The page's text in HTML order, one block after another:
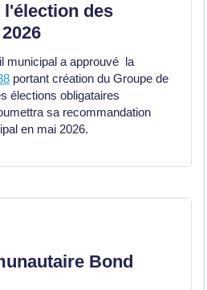
des
municipal a approuvé la
portant création du Groupe de
élections obligataires
sa recommandation
en mai 2026.
Bond